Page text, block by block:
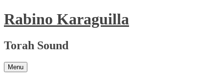
Pular
para
conteúdo
Rabino Karaguilla
Torah Sound
Menu